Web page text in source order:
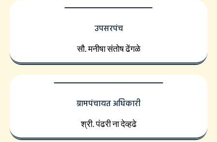
उपसरपंच
सौ. मनीषा संतोष ढेंगळे
ग्रामपंचायत अधिकारी
श्री. पंढरी ना देव्हढे